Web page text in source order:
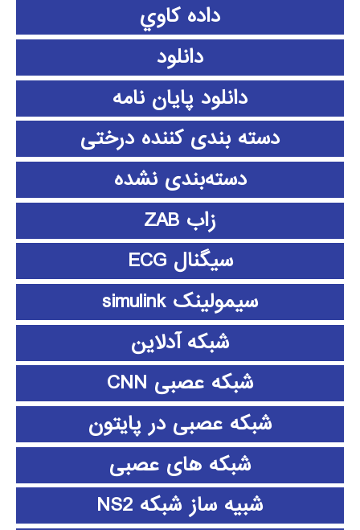
داده كاوي
دانلود
دانلود پايان نامه
دسته بندی کننده درختی
دسته‌بندی نشده
زاب ZAB
سیگنال ECG
سیمولینک simulink
شبکه آدلاین
شبکه عصبی CNN
شبکه عصبی در پایتون
شبکه های عصبی
شبیه ساز شبکه NS2